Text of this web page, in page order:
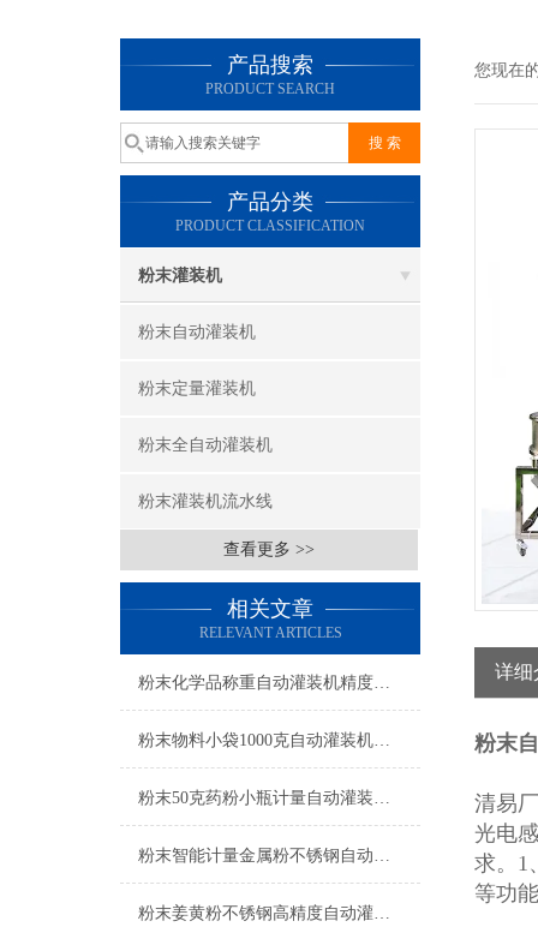
产品搜索
PRODUCT SEARCH
产品分类
PRODUCT CLASSIFICATION
粉末灌装机
粉末自动灌装机
粉末定量灌装机
粉末全自动灌装机
粉末灌装机流水线
查看更多 >>
相关文章
RELEVANT ARTICLES
粉末化学品称重自动灌装机精度高操作简单
粉末物料小袋1000克自动灌装机计量精准
粉末50克药粉小瓶计量自动灌装机产品简介
粉末智能计量金属粉不锈钢自动灌装机产品简介
粉末姜黄粉不锈钢高精度自动灌装机产品简介
您现在
详细
粉末
清易
光电
求。1
等功